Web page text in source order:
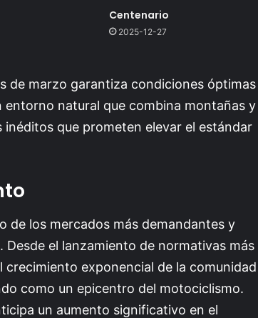
Centenario
2025-12-27
de marzo garantiza condiciones óptimas
natural que combina montañas y
que prometen elevar el estándar
de los mercados más demandantes y
el lanzamiento de normativas más
exponencial de la comunidad
como un epicentro del motociclismo.
un aumento significativo en el